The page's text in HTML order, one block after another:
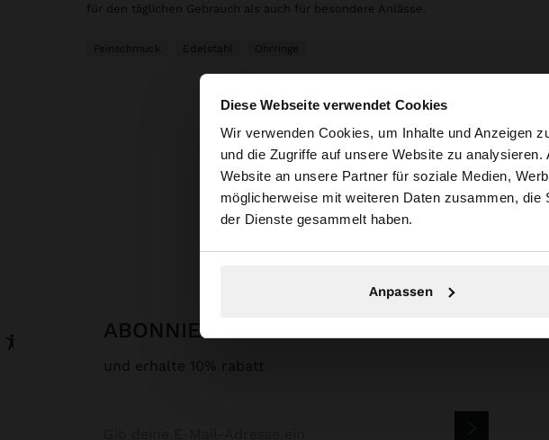
Diese Webseite verwendet Cookies
Wir verwenden Cookies, um Inhalte und Anzeigen
und die Zugriffe auf unsere Website zu
Website an unsere Partner für soziale Medien,
möglicherweise mit weiteren Daten zusammen,
der Dienste gesammelt haben.
Anpassen
hallo
Sie greifen von Schweiz auf die Website
durchsuchen?
Nein, bleiben
für den täglichen Gebrauch als auch für besondere Anlässe.
Feinschmuck Edelstahl Ohrringe
Parfois
ABONNIERE UNSEREN NEWSLETTER
und erhalte 10% rabatt